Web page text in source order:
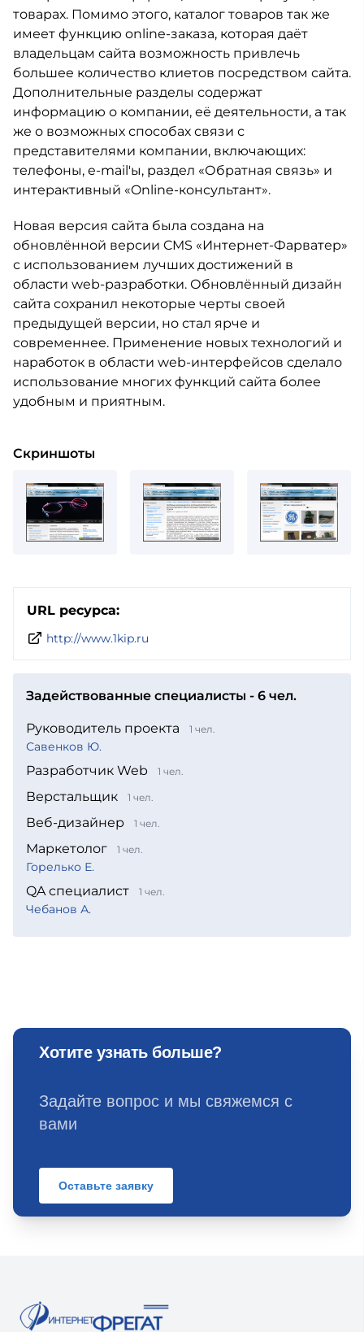
товарах. Помимо этого, каталог товаров так же
имеет функцию online-заказа, которая даёт
владельцам сайта возможность привлечь
большее количество клиетов посредством сайта.
Дополнительные разделы содержат
информацию о компании, её деятельности, а так
же о возможных способах связи с
представителями компании, включающих:
телефоны, e-mail'ы, раздел «Обратная связь» и
интерактивный «Online-консультант».
Новая версия сайта была создана на
обновлённой версии CMS «Интернет-Фарватер»
с использованием лучших достижений в
области web-разработки. Обновлённый дизайн
сайта сохранил некоторые черты своей
предыдущей версии, но стал ярче и
современнее. Применение новых технологий и
наработок в области web-интерфейсов сделало
использование многих функций сайта более
удобным и приятным.
Скриншоты
URL ресурса:
http://www.1kip.ru
Задействованные специалисты - 6 чел.
Руководитель проекта 1 чел.
Савенков Ю.
Разработчик Web 1 чел.
Верстальщик 1 чел.
Веб-дизайнер 1 чел.
Маркетолог 1 чел.
Горелько Е.
QA специалист 1 чел.
Чебанов А.
Хотите узнать больше?
Задайте вопрос и мы свяжемся с
вами
Оставьте заявку